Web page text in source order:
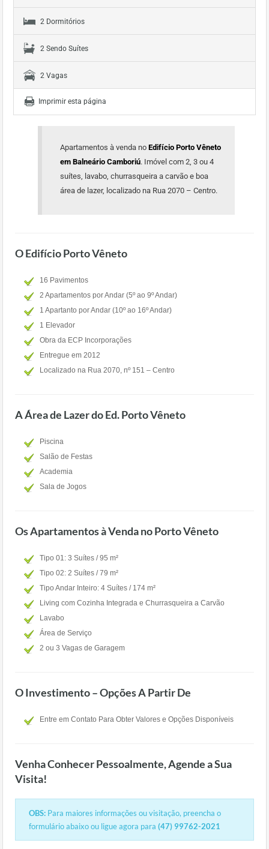
2 Dormitórios
2 Sendo Suítes
2 Vagas
Imprimir esta página
Apartamentos à venda no Edifício Porto Vêneto
em Balneário Camboriú. Imóvel com 2, 3 ou 4
suítes, lavabo, churrasqueira a carvão e boa
área de lazer, localizado na Rua 2070 – Centro.
O Edifício Porto Vêneto
16 Pavimentos
2 Apartamentos por Andar (5º ao 9º Andar)
1 Apartanto por Andar (10º ao 16º Andar)
1 Elevador
Obra da ECP Incorporações
Entregue em 2012
Localizado na Rua 2070, nº 151 – Centro
A Área de Lazer do Ed. Porto Vêneto
Piscina
Salão de Festas
Academia
Sala de Jogos
Os Apartamentos à Venda no Porto Vêneto
Tipo 01: 3 Suítes / 95 m²
Tipo 02: 2 Suítes / 79 m²
Tipo Andar Inteiro: 4 Suítes / 174 m²
Living com Cozinha Integrada e Churrasqueira a Carvão
Lavabo
Área de Serviço
2 ou 3 Vagas de Garagem
O Investimento – Opções A Partir De
Entre em Contato Para Obter Valores e Opções Disponíveis
Venha Conhecer Pessoalmente, Agende a Sua
Visita!
OBS: Para maiores informações ou visitação, preencha o
formulário abaixo ou ligue agora para (47) 99762-2021